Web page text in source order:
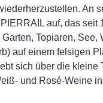
An
auf, das seit
Topiaren, See,
auf einem felsigen
sich über die kleine
und Rosé-Weine